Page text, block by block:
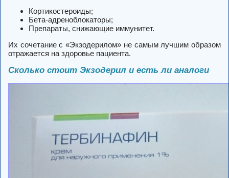
Кортикостероиды;
Бета-адреноблокаторы;
Препараты, снижающие иммунитет.
Их сочетание с «Экзодерилом» не самым лучшим образом
отражается на здоровье пациента.
Сколько стоит Экзодерил и есть ли аналоги